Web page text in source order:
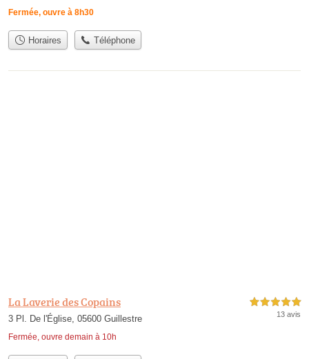
Fermée, ouvre à 8h30
Horaires Téléphone
La Laverie des Copains
3 Pl. De l'Église, 05600 Guillestre
Fermée, ouvre demain à 10h
5,0 étoiles sur 5
13 avis